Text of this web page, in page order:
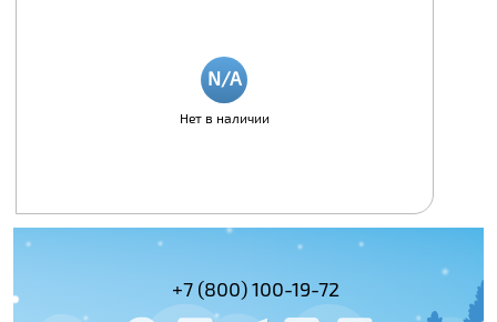
Нет в наличии
+7 (495)
+7 (800) 100-19-72